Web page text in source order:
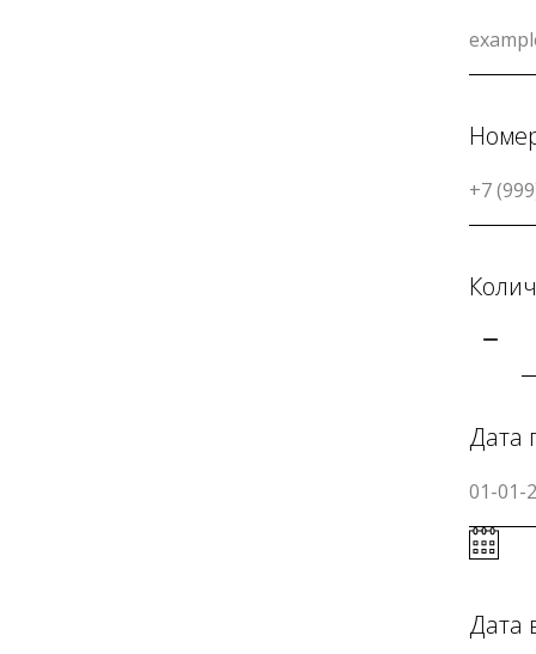
Дата
Дата